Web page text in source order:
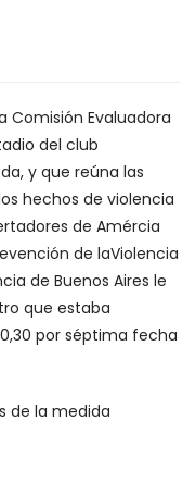
Evaluadora
del club
y que reúna las
hechos de violencia
de Amércia
de laViolencia
de Buenos Aires le
que estaba
por séptima fecha
de la medida